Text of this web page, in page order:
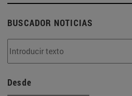
BUSCADOR NOTICIAS
Desde